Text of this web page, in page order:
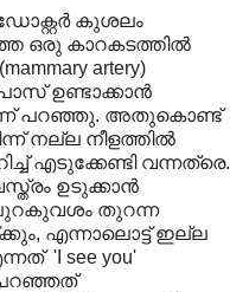
കുശലം
ഒരു കാറകടത്തിൽ
artery)
ഉണ്ടാക്കാൻ
എന്ന് പറഞ്ഞു. അതുകൊണ്ട്
നല്ല നീളത്തിൽ
എടുക്കേണ്ടി വന്നത്രെ.
ഉടുക്കാൻ
പുറകുവശം തുറന്ന
എന്നാലൊട്ട് ഇല്ല
'I see you'